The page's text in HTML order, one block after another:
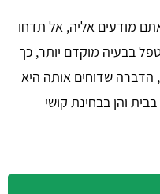
מודעים אליה, אל תדחו
בבעיה מוקדם יותר, כך
שדוחים אותה היא
והן בבחינת קושי